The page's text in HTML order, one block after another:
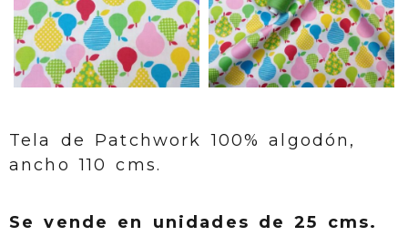
Tela de Patchwork 100% algodón,
ancho 110 cms.
Se vende en unidades de 25 cms.